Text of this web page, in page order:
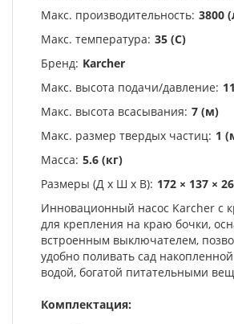
Макс. производительность: 3800
Макс. температура: 35 (С)
Бренд: Karcher
Макс. высота подачи/давление:
Макс. высота всасывания: 7 (м)
Макс. размер твердых частиц: 1
Масса: 5.6 (кг)
Размеры (Д х Ш х В): 172 × 137 ×
Инновационный насос Karcher с
для крепления на краю бочки,
встроенным выключателем,
удобно поливать сад
водой, богатой питательными
Комплектация: